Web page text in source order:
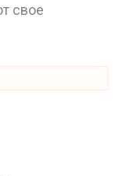
свое